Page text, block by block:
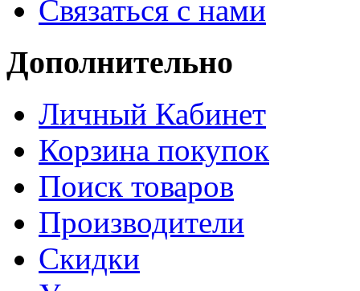
Связаться с нами
Дополнительно
Личный Кабинет
Корзина покупок
Поиск товаров
Производители
Скидки